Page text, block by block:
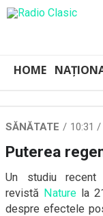
HOME
SĂNĂTATE 10:31
Puterea
Un studiu
revistă Nature la
despre efectele